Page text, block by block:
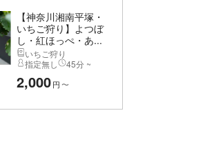
【神奈川湘南平塚・
いちご狩り】よつぼ
し・紅ほっぺ・あ...
いちご狩り
指定無し
45分 ~
2,000円 〜